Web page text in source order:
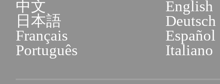
中文
English
日本語
Deutsch
Français
Español
Português
Italiano